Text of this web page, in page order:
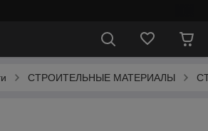
СТРОИТЕЛЬНЫЕ МАТЕРИАЛЫ